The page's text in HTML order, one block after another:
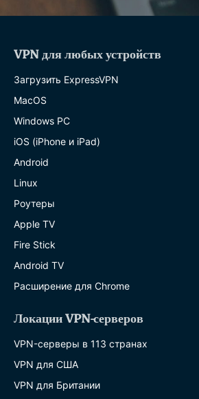
VPN для любых устройств
Загрузить ExpressVPN
MacOS
Windows PC
iOS (iPhone и iPad)
Android
Linux
Роутеры
Apple TV
Fire Stick
Android TV
Расширение для Chrome
Локации VPN-серверов
VPN-серверы в 113 странах
VPN для США
VPN для Британии